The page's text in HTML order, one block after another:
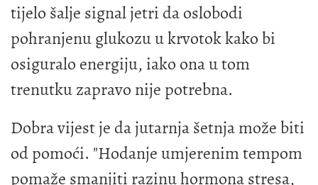
tijelo šalje signal jetri da oslobodi
pohranjenu glukozu u krvotok kako bi
osiguralo energiju, iako ona u tom
trenutku zapravo nije potrebna.
Dobra vijest je da jutarnja šetnja može biti
od pomoći. "Hodanje umjerenim tempom
pomaže smanjiti razinu hormona stresa,